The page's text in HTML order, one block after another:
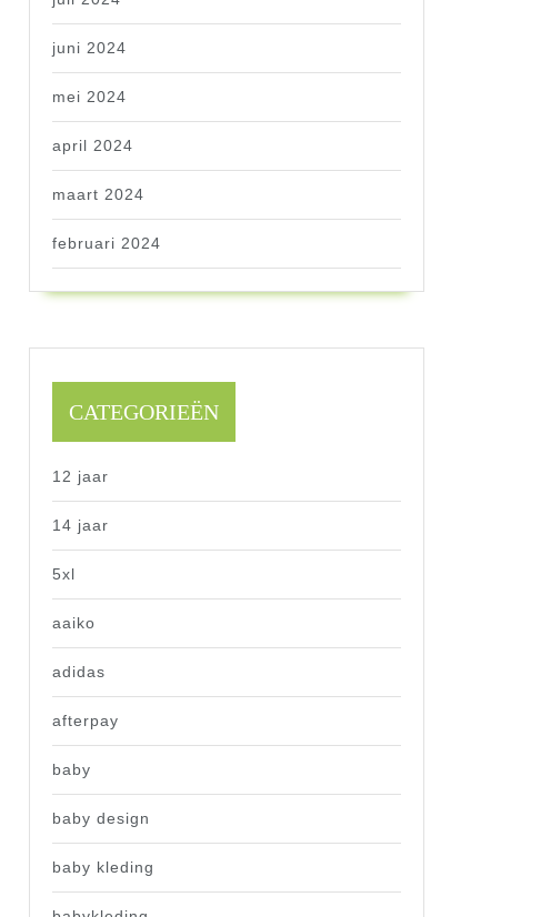
juni 2024
mei 2024
april 2024
maart 2024
februari 2024
CATEGORIEËN
12 jaar
14 jaar
5xl
aaiko
adidas
afterpay
baby
baby design
baby kleding